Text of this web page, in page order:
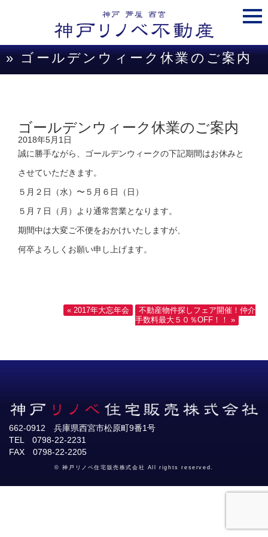
» ゴールデンウィーク休業のご案内
ゴールデンウィーク休業のご案内
2018年5月1日
誠に勝手ながら、ゴールデンウィークの下記期間はお休みと
させていただきます。
５月２日（水）〜５月６日（日）
５月７日（月）より通常営業となります。
期間中は大変ご不便をおかけいたしますが、
何卒よろしくお願い申し上げます。
« 2017年大忘年会
不動産物件探しフェア開催！仲介
手数料最大５０％OFF！！ »
662-0912 兵庫県西宮市松原町9番1号
TEL 0798-22-2231
FAX 0798-22-2205
© 神戸リノベ住宅販売株式会社 All rights reserved.